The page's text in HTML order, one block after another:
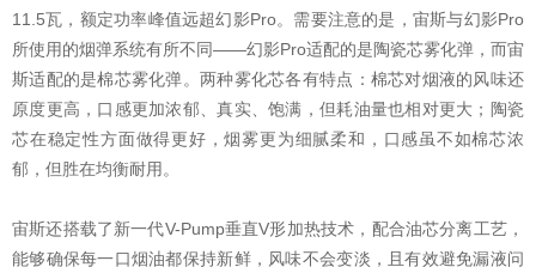
11.5瓦，额定功率峰值远超幻影Pro。需要注意的是，宙斯与幻影Pro
所使用的烟弹系统有所不同——幻影Pro适配的是陶瓷芯雾化弹，而宙
斯适配的是棉芯雾化弹。两种雾化芯各有特点：棉芯对烟液的风味还
原度更高，口感更加浓郁、真实、饱满，但耗油量也相对更大；陶瓷
芯在稳定性方面做得更好，烟雾更为细腻柔和，口感虽不如棉芯浓
郁，但胜在均衡耐用。
宙斯还搭载了新一代V-Pump垂直V形加热技术，配合油芯分离工艺，
能够确保每一口烟油都保持新鲜，风味不会变淡，且有效避免漏液问